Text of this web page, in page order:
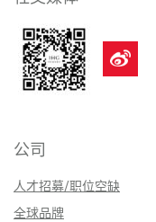
公司
人才招募/职位空缺
全球品牌